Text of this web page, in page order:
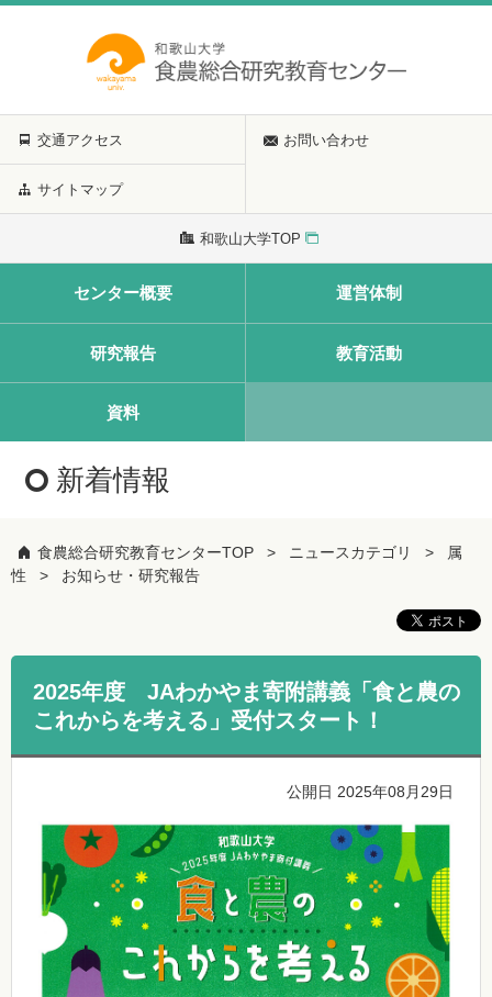
交通アクセス お問い合わせ
サイトマップ
和歌山大学TOP
センター概要 運営体制
研究報告 教育活動
資料
新着情報
食農総合研究教育センターTOP ニュースカテゴリ
属
性
お知らせ・研究報告
2025年度 JAわかやま寄附講義「食と農の
これからを考える」受付スタート！
公開日 2025年08月29日